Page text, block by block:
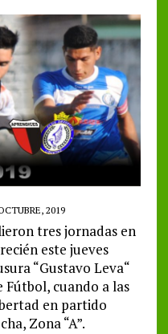
2019
tres jornadas en
este jueves
“Gustavo Leva“
Fútbol, cuando a las
en partido
Zona “A”.